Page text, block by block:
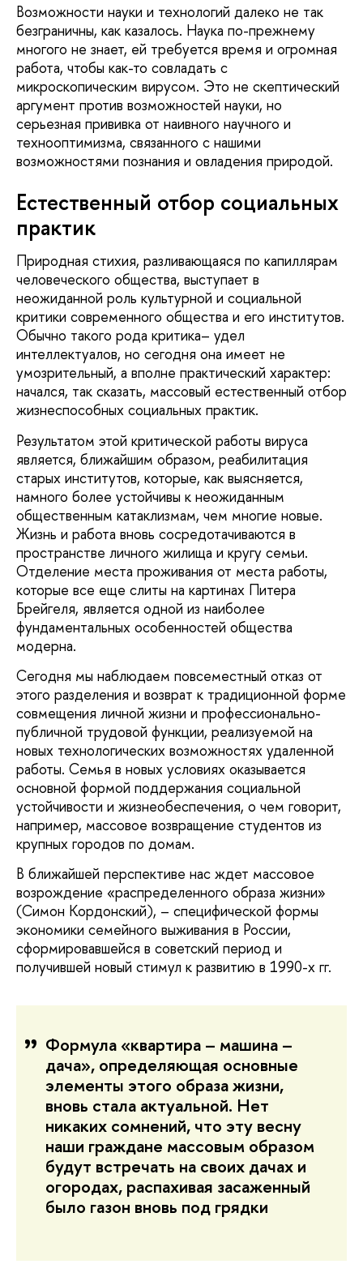
Возможности науки и технологий далеко не так
безграничны, как казалось. Наука по-прежнему
многого не знает, ей требуется время и огромная
работа, чтобы как-то совладать с
микроскопическим вирусом. Это не скептический
аргумент против возможностей науки, но
серьезная прививка от наивного научного и
технооптимизма, связанного с нашими
возможностями познания и овладения природой.
Естественный отбор социальных
практик
Природная стихия, разливающаяся по капиллярам
человеческого общества, выступает в
неожиданной роль культурной и социальной
критики современного общества и его институтов.
Обычно такого рода критика– удел
интеллектуалов, но сегодня она имеет не
умозрительный, а вполне практический характер:
начался, так сказать, массовый естественный отбор
жизнеспособных социальных практик.
Результатом этой критической работы вируса
является, ближайшим образом, реабилитация
старых институтов, которые, как выясняется,
намного более устойчивы к неожиданным
общественным катаклизмам, чем многие новые.
Жизнь и работа вновь сосредотачиваются в
пространстве личного жилища и кругу семьи.
Отделение места проживания от места работы,
которые все еще слиты на картинах Питера
Брейгеля, является одной из наиболее
фундаментальных особенностей общества
модерна.
Сегодня мы наблюдаем повсеместный отказ от
этого разделения и возврат к традиционной форме
совмещения личной жизни и профессионально-
публичной трудовой функции, реализуемой на
новых технологических возможностях удаленной
работы. Семья в новых условиях оказывается
основной формой поддержания социальной
устойчивости и жизнеобеспечения, о чем говорит,
например, массовое возвращение студентов из
крупных городов по домам.
В ближайшей перспективе нас ждет массовое
возрождение «распределенного образа жизни»
(Симон Кордонский), – специфической формы
экономики семейного выживания в России,
сформировавшейся в советский период и
получившей новый стимул к развитию в 1990-х гг.
Формула «квартира – машина –
дача», определяющая основные
элементы этого образа жизни,
вновь стала актуальной. Нет
никаких сомнений, что эту весну
наши граждане массовым образом
будут встречать на своих дачах и
огородах, распахивая засаженный
было газон вновь под грядки